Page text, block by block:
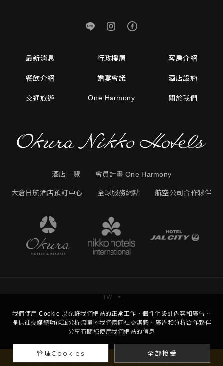
最新消息 行政樓層 客房介紹
餐飲介紹 婚宴會議 酒店設施
交通旅遊 One Harmony 關於我們
酒店一覽 會員計畫 One Harmony
大倉日航酒店預訂中心 全球服務網點 航空公司合作夥伴
Copyright © Hotel Nikko Kaohsiung Co.,Ltd. All Right
Reserved.
TW
我們使用 Cookie 以允許我們網站的正常工作、個性化設計內容和廣告、
提供社交媒體功能並分析流量。我們還同社交媒體、廣告和分析合作夥伴
分享有關您使用我們網站的信息
管理Cookies 全部接受